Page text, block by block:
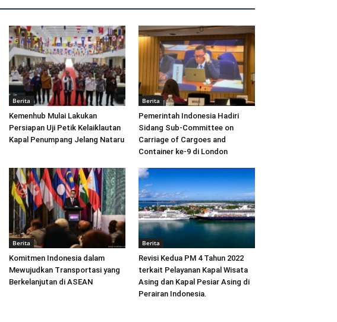
Berita
Kemenhub Mulai Lakukan
Persiapan Uji Petik Kelaiklautan
Kapal Penumpang Jelang Nataru
Berita
Pemerintah Indonesia Hadiri
Sidang Sub-Committee on
Carriage of Cargoes and
Container ke-9 di London
Berita
Komitmen Indonesia dalam
Mewujudkan Transportasi yang
Berkelanjutan di ASEAN
Berita
Revisi Kedua PM 4 Tahun 2022
terkait Pelayanan Kapal Wisata
Asing dan Kapal Pesiar Asing di
Perairan Indonesia.